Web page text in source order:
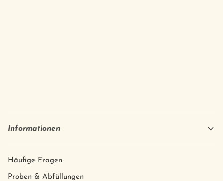
Informationen
Häufige Fragen
Proben & Abfüllungen